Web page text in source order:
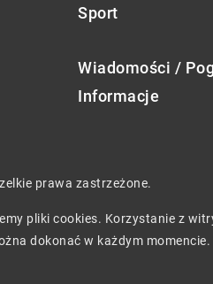
Sport
Wiadomości /
Informacje
prawa zastrzeżone.
pliki cookies. Korzystanie z
dokonać w każdym